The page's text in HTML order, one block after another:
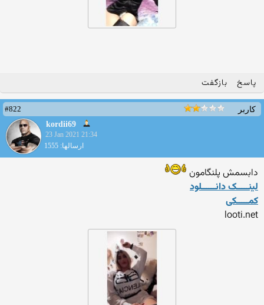
پاسخ بازگفت
کاربر
#822
kordii69
23 Jan 2021 21:34
ارسالها: 1555
دابسمش پلنگامون
لینـــــک دانــــــلود
کمـــــکی
looti.net